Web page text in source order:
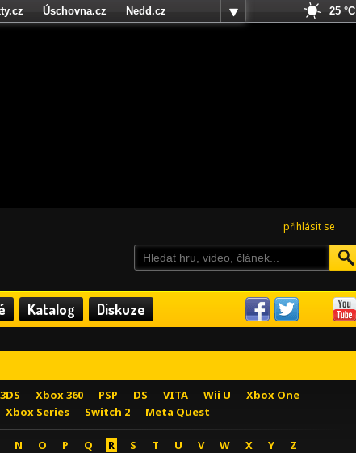
přihlásit se
Katalog Diskuze
3DS Xbox 360 PSP DS VITA Wii U
Xbox One
Xbox Series Switch 2 Meta Quest
N O P Q R S T U V W X Y Z
Úschovna.cz
Nedd.cz
25 °C